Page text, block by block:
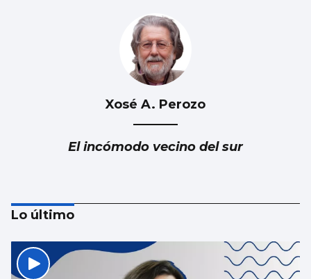
Xosé A. Perozo
El incómodo vecino del sur
Luis Del Val
Lo último